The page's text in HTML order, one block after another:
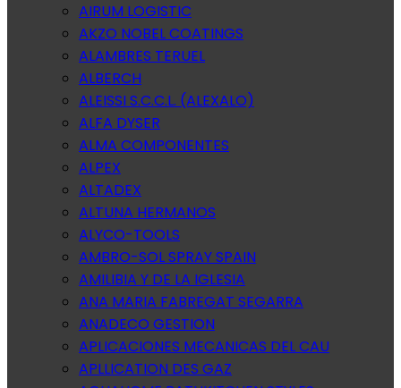
AIRUM LOGISTIC
AKZO NOBEL COATINGS
ALAMBRES TERUEL
ALBERCH
ALEISSI S.C.C.L. (ALEXALO)
ALFA DYSER
ALMA COMPONENTES
ALPEX
ALTADEX
ALTUNA HERMANOS
ALYCO-TOOLS
AMBRO-SOL SPRAY SPAIN
AMILIBIA Y DE LA IGLESIA
ANA MARIA FABREGAT SEGARRA
ANADECO GESTION
APLICACIONES MECANICAS DEL CAU
APLLICATION DES GAZ